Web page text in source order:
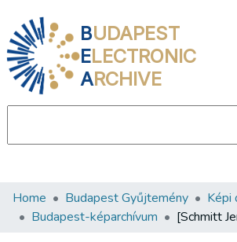
BUDAPEST
ELECTRONIC
ARCHIVE
Communities & Collections
Home Budapest Gyűjtemény
Képi
Budapest-képarchívum